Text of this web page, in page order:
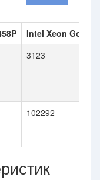
Intel Xeon Gold
3123
102292